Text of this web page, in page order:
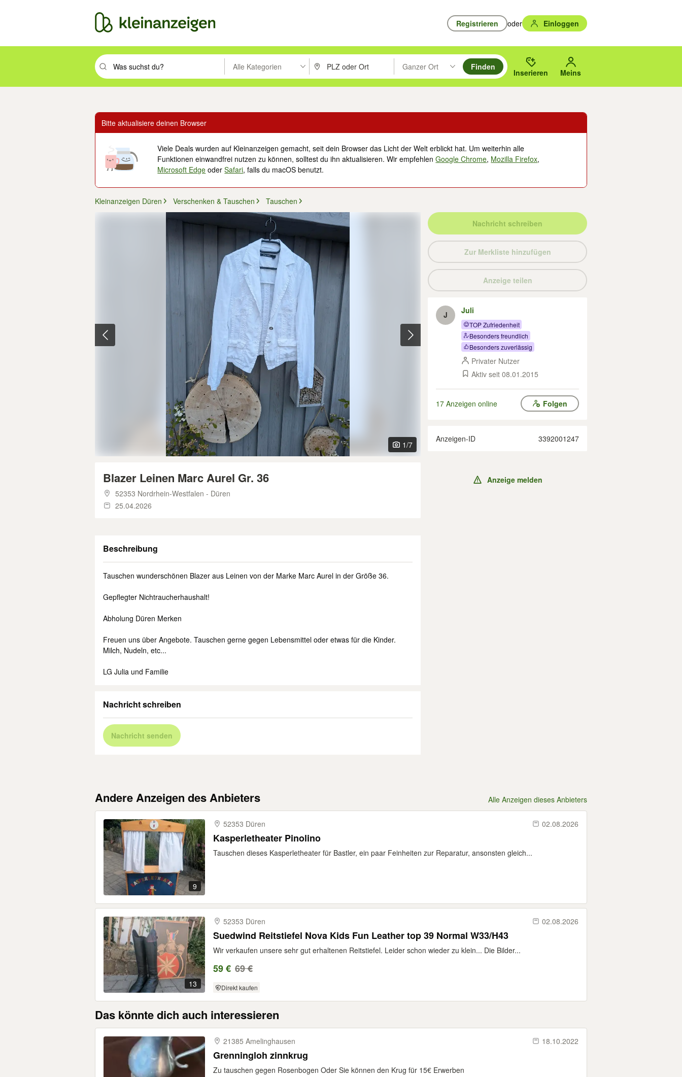
Registrieren oder Einloggen
Suchbegriff eingeben. Eingabetaste drücken um zu suchen, oder Vorschläge mit den Pfeiltasten nach oben/unten durchsuchen und mit Eingabetaste auswählen.
Alle Kategorien PLZ oder Ort eingeben. Eingabetaste drücken um zu suchen, oder Vorschläge mit den Pfeiltasten nach oben/
Ganzer Ort
Suche im Umkreis des gewählten Orts oder PLZ.
Finden
Inserieren Meins
Bitte aktualisiere deinen Browser
Viele Deals wurden auf Kleinanzeigen gemacht, seit dein Browser das Licht der Welt erblickt hat. Um weiterhin alle
Funktionen einwandfrei nutzen zu können, solltest du ihn aktualisieren. Wir empfehlenGoogle Chrome, Mozilla Firefox,
Microsoft Edge oderSafari, falls du macOS benutzt.
Kleinanzeigen Düren Verschenken & Tauschen Tauschen
1/7
Blazer Leinen Marc Aurel Gr. 36
52353 Nordrhein-Westfalen - Düren
25.04.2026
Beschreibung
Tauschen wunderschönen Blazer aus Leinen von der Marke Marc Aurel in der Größe 36.
Gepflegter Nichtraucherhaushalt!
Abholung Düren Merken
Freuen uns über Angebote. Tauschen gerne gegen Lebensmittel oder etwas für die Kinder.
Milch, Nudeln, etc...
LG Julia und Familie
Nachricht schreiben
Nachricht senden
Nachricht schreiben
Zur Merkliste hinzufügen
Anzeige teilen
J Juli
TOP Zufriedenheit
Besonders freundlich
Besonders zuverlässig
Privater Nutzer
Aktiv seit 08.01.2015
17 Anzeigen online Folgen
Anzeigen-ID 3392001247
Anzeige melden
Andere Anzeigen des Anbieters Alle Anzeigen dieses Anbieters
9
52353 Düren 02.08.2026
Kasperletheater Pinolino
Tauschen dieses Kasperletheater für Bastler, ein paar Feinheiten zur Reparatur, ansonsten gleich...
13
52353 Düren 02.08.2026
Suedwind Reitstiefel Nova Kids Fun Leather top 39 Normal W33/H43
Wir verkaufen unsere sehr gut erhaltenen Reitstiefel. Leider schon wieder zu klein... Die Bilder...
59 € 69 €
Direkt kaufen
Das könnte dich auch interessieren
21385 Amelinghausen 18.10.2022
Grenningloh zinnkrug
Zu tauschen gegen Rosenbogen Oder Sie können den Krug für 15€ Erwerben